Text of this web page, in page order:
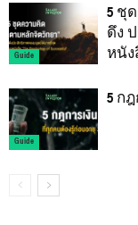
Guide
5 ชุ
ดึง
หนัง
Guide
5 ก